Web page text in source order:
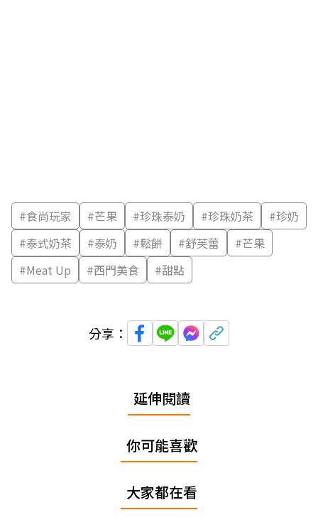
#食尚玩家 #芒果 #珍珠泰奶 #珍珠奶茶 #珍奶
#泰式奶茶 #泰奶 #鬆餅 #舒芙蕾 #芒果
#Meat Up #西門美食 #甜點
分享：
延伸閱讀
你可能喜歡
大家都在看